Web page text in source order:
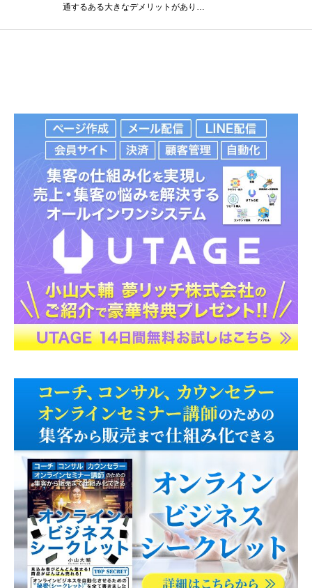
通するある大きなデメリットがあり…